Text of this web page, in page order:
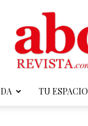
TU ESPACIO